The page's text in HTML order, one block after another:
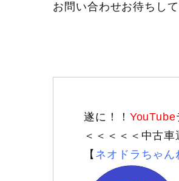
お問い合わせお待ちし
遂に！！ YouTube
＜＜＜＜＜中古
【 ネオドラちゃん